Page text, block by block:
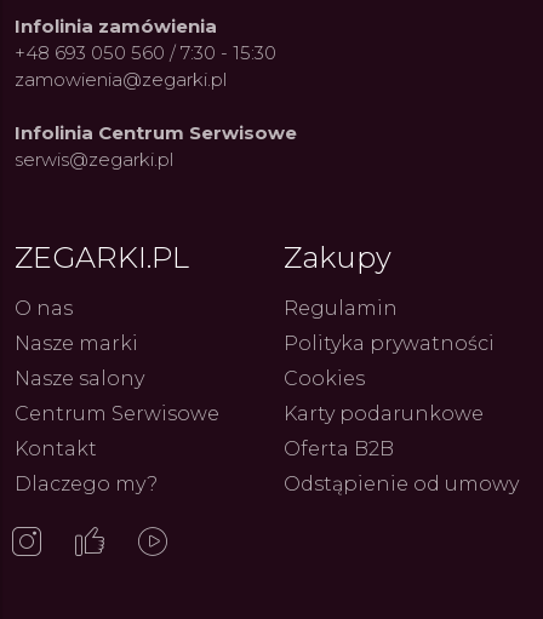
Constant: Pasja,
i Dostępny Luksus z
27.07.2026
Fenomen marki Festina. Od
kolarskich pasji do ikonicznych
kolekcji zegarków
ZEGARKI.PL
Infolinia zamówienia
+48 693 050 560 / 7:30 - 15:30
zamowienia@zegarki.pl
Infolinia Centrum Serwisowe
serwis@zegarki.pl
ZEGARKI.PL
O nas
Nasze marki
Nasze salony
Centrum Serwisowe
Kontakt
Dlaczego my?
Zakupy
Regulamin
Polityka prywatności
Cookies
Karty podarunkowe
Oferta B2B
Odstąpienie od umowy